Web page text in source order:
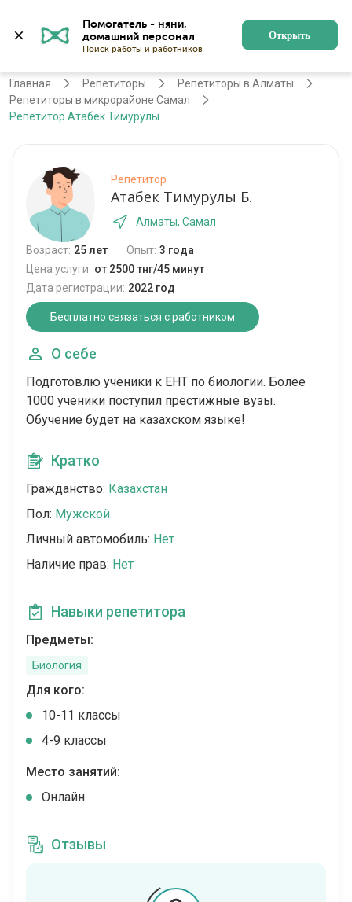
Помогатель - няни,
Поиск работы и работников
Открыть
Алматы Регистрация
Главная Репетиторы
Репетиторы в Алматы
Репетиторы в микрорайоне Самал
Репетитор Атабек Тимурулы
Репетитор
Атабек Тимурулы Б.
Алматы, Самал
Возраст: 25 лет Опыт: 3 года
Цена услуги: от 2500 тнг/45 минут
Дата регистрации: 2022 год
Бесплатно связаться с работником
О себе
Подготовлю ученики к ЕНТ по биологии. Более
1000 ученики поступил престижные вузы.
Обучение будет на казахском языке!
Кратко
Гражданство: Казахстан
Пол: Мужской
Личный автомобиль: Нет
Наличие прав: Нет
Навыки репетитора
Предметы:
Биология
Для кого:
10-11 классы
4-9 классы
Место занятий:
Онлайн
Отзывы